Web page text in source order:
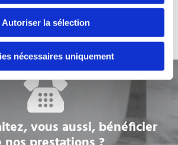
Autoriser la sélection
nécessaires uniquement
vous aussi, bénéficier